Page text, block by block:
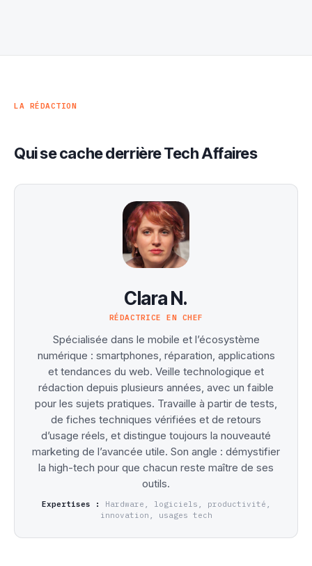
LA RÉDACTION
Qui se cache derrière Tech Affaires
Clara N.
RÉDACTRICE EN CHEF
Spécialisée dans le mobile et l’écosystème
numérique : smartphones, réparation, applications
et tendances du web. Veille technologique et
rédaction depuis plusieurs années, avec un faible
pour les sujets pratiques. Travaille à partir de tests,
de fiches techniques vérifiées et de retours
d’usage réels, et distingue toujours la nouveauté
marketing de l’avancée utile. Son angle : démystifier
la high-tech pour que chacun reste maître de ses
outils.
Expertises :
Hardware, logiciels, productivité,
innovation, usages tech